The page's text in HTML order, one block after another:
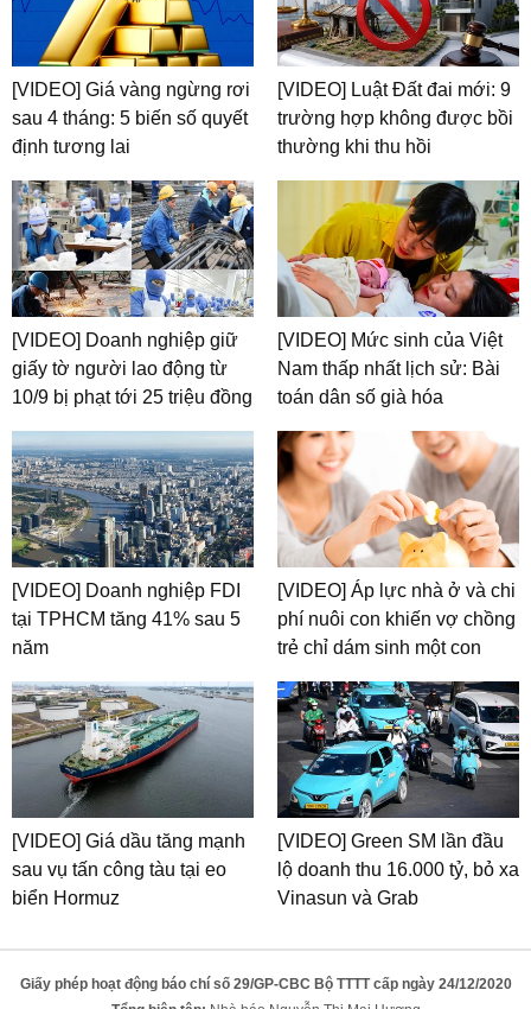
[VIDEO] Giá vàng ngừng rơi
sau 4 tháng: 5 biến số quyết
định tương lai
[VIDEO] Luật Đất đai mới: 9
trường hợp không được bồi
thường khi thu hồi
[VIDEO] Doanh nghiệp giữ
giấy tờ người lao động từ
10/9 bị phạt tới 25 triệu đồng
[VIDEO] Mức sinh của Việt
Nam thấp nhất lịch sử: Bài
toán dân số già hóa
[VIDEO] Doanh nghiệp FDI
tại TPHCM tăng 41% sau 5
năm
[VIDEO] Áp lực nhà ở và chi
phí nuôi con khiến vợ chồng
trẻ chỉ dám sinh một con
[VIDEO] Giá dầu tăng mạnh
sau vụ tấn công tàu tại eo
biển Hormuz
[VIDEO] Green SM lần đầu
lộ doanh thu 16.000 tỷ, bỏ xa
Vinasun và Grab
Giấy phép hoạt động báo chí số 29/GP-CBC Bộ TTTT cấp ngày 24/12/2020